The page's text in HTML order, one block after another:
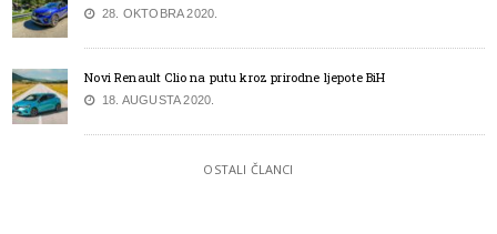
28. OKTOBRA 2020.
Novi Renault Clio na putu kroz prirodne ljepote BiH
18. AUGUSTA 2020.
OSTALI ČLANCI